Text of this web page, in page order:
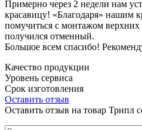
Примерно через 2 недели нам
красавицу! «Благодаря» нашим
помучиться с монтажом верхних
получился отменный.
Большое всем спасибо!
Качество продукции
Уровень сервиса
Срок изготовления
Оставить отзыв
Оставить отзыв на товар Трипл